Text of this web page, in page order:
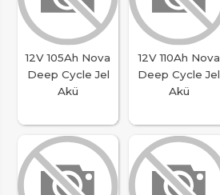
12V 105Ah Nova
Deep Cycle Jel
Akü
12V 110Ah Nova
Deep Cycle Jel
Akü